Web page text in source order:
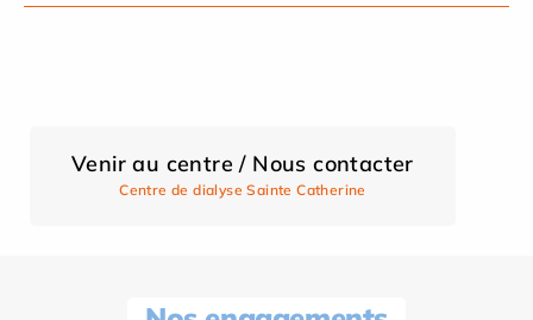
Venir au centre / Nous contacter
Centre de dialyse Sainte Catherine